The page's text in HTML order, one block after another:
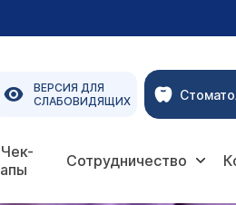
ВЕРСИЯ ДЛЯ
СЛАБОВИДЯЩИХ
Чек-
апы
Сотрудничество